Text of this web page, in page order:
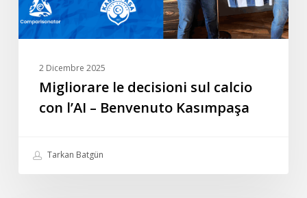
Benvenuto
Kasımpaşa
2 Dicembre 2025
Migliorare le decisioni sul calcio
con l’AI – Benvenuto Kasımpaşa
Tarkan Batgün